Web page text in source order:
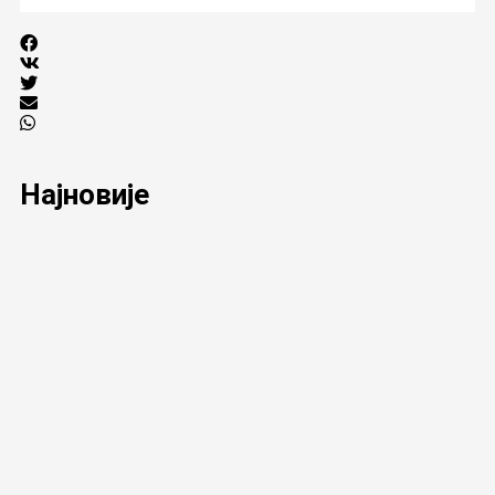
Најновије